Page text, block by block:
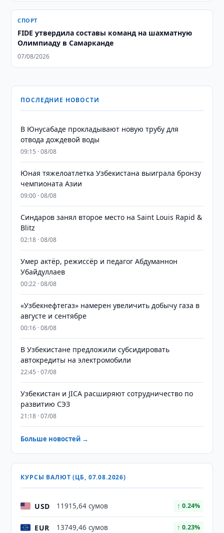
СПОРТ
FIDE утвердила составы команд на шахматную
Олимпиаду в Самарканде
07/08/2026
ПОСЛЕДНИЕ НОВОСТИ
В Юнусабаде прокладывают новую трубу для
отвода дождевой воды
09:15 · 08/08
Юная тяжелоатлетка Узбекистана выиграла бронзу
чемпионата Азии
09:00 · 08/08
Синдаров занял второе место на Saint Louis Rapid &
Blitz
02:18 · 08/08
Умер актёр, режиссёр и педагог Абдуманнон
Убайдуллаев
00:22 · 08/08
«Узбекнефтегаз» намерен увеличить добычу газа в
августе и сентябре
00:16 · 08/08
В Узбекистане предложили субсидировать
автокредиты на электромобили
22:45 · 07/08
Узбекистан и JICA расширяют сотрудничество по
развитию СЭЗ
21:18 · 07/08
Больше новостей →
КУРСЫ ВАЛЮТ (ЦБ, 07.08.2026)
USD 11915,64 сумов ↑ 0.24%
EUR 13749,46 сумов ↑ 0.23%